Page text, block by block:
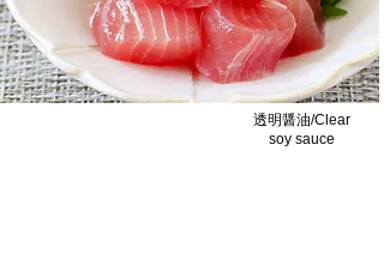
透明醤油/Clear
soy sauce